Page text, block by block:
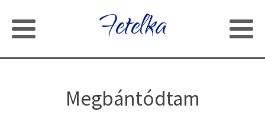
Fetelka
Megbántódtam